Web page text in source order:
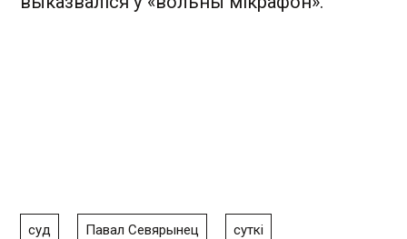
суд Павал Севярынец суткі